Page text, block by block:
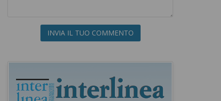
INVIA IL TUO COMMENTO